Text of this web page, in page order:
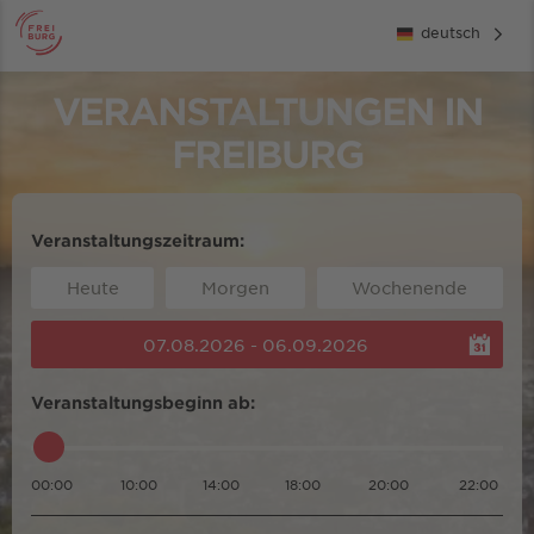
deutsch
VERANSTALTUNGEN IN
FREIBURG
Veranstaltungszeitraum:
Heute Morgen Wochenende
07.08.2026 - 06.09.2026
Veranstaltungsbeginn ab:
00:00 10:00 14:00 18:00 20:00 22:00